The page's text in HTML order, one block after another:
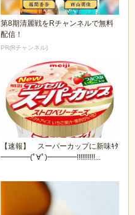
第8期清麗戦をRチャンネルで無料
配信！
PR(Rチャンネル)
【速報】 スーパーカップに新味ｷﾀ
━━━━(ﾟ∀ﾟ)━━━━!!!!!!!!!!...